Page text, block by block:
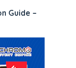
Guide –